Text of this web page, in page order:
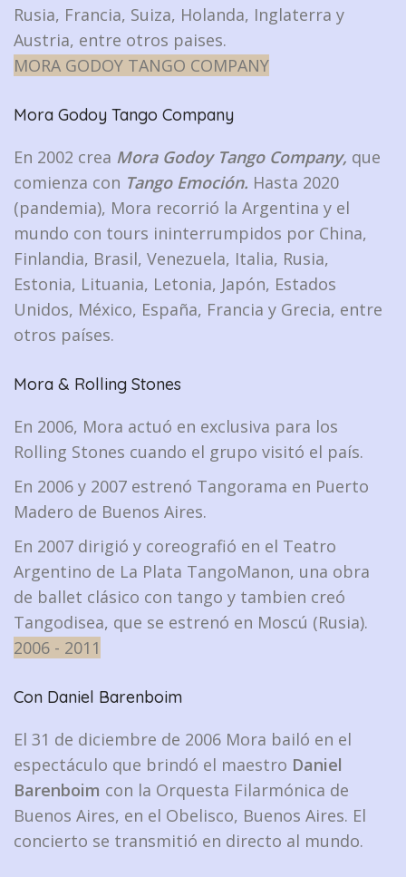
Rusia, Francia, Suiza, Holanda, Inglaterra y
Austria, entre otros paises.
MORA GODOY TANGO COMPANY
Mora Godoy Tango Company
En 2002 crea Mora Godoy Tango Company, que
comienza con Tango Emoción. Hasta 2020
(pandemia), Mora recorrió la Argentina y el
mundo con tours ininterrumpidos por China,
Finlandia, Brasil, Venezuela, Italia, Rusia,
Estonia, Lituania, Letonia, Japón, Estados
Unidos, México, España, Francia y Grecia, entre
otros países.
Mora & Rolling Stones
En 2006, Mora actuó en exclusiva para los
Rolling Stones cuando el grupo visitó el país.
En 2006 y 2007 estrenó Tangorama en Puerto
Madero de Buenos Aires.
En 2007 dirigió y coreografió en el Teatro
Argentino de La Plata TangoManon, una obra
de ballet clásico con tango y tambien creó
Tangodisea, que se estrenó en Moscú (Rusia).
2006 - 2011
Con Daniel Barenboim
El 31 de diciembre de 2006 Mora bailó en el
espectáculo que brindó el maestro Daniel
Barenboim con la Orquesta Filarmónica de
Buenos Aires, en el Obelisco, Buenos Aires. El
concierto se transmitió en directo al mundo.